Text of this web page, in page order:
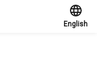
English